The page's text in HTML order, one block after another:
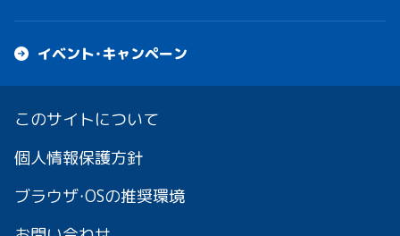
イベント・キャンペーン
このサイトについて
個人情報保護方針
ブラウザ・OSの推奨環境